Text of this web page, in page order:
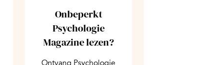
Onbeperkt
Psychologie
Magazine lezen?
Ontvang Psychologie